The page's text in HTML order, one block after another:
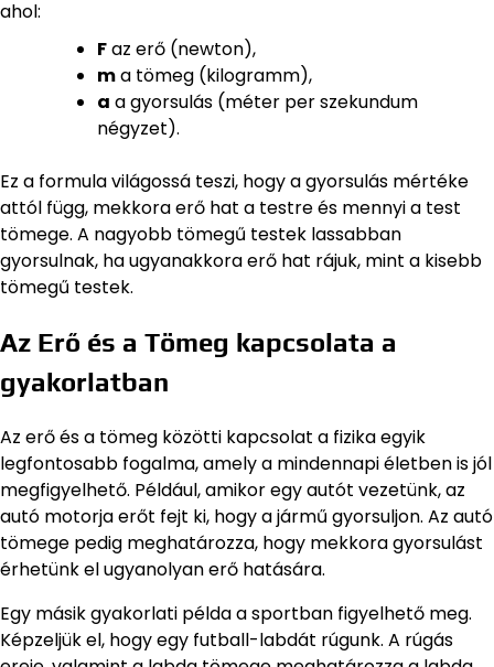
ahol:
Faz erő (newton),
ma tömeg (kilogramm),
a a gyorsulás (méter per szekundum
négyzet).
Ez a formula világossá teszi, hogy a gyorsulás mértéke
attól függ, mekkora erő hat a testre és mennyi a test
tömege. A nagyobb tömegű testek lassabban
gyorsulnak, ha ugyanakkora erő hat rájuk, mint a kisebb
tömegű testek.
Az Erő és a Tömeg kapcsolata a
gyakorlatban
Az erő és a tömeg közötti kapcsolat a fizika egyik
legfontosabb fogalma, amely a mindennapi életben is jól
megfigyelhető. Például, amikor egy autót vezetünk, az
autó motorja erőt fejt ki, hogy a jármű gyorsuljon. Az autó
tömege pedig meghatározza, hogy mekkora gyorsulást
érhetünk el ugyanolyan erő hatására.
Egy másik gyakorlati példa a sportban figyelhető meg.
Képzeljük el, hogy egy futball-labdát rúgunk. A rúgás